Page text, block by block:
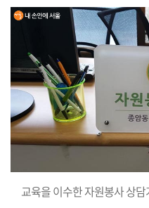
교육을 이수한 자원봉사 상